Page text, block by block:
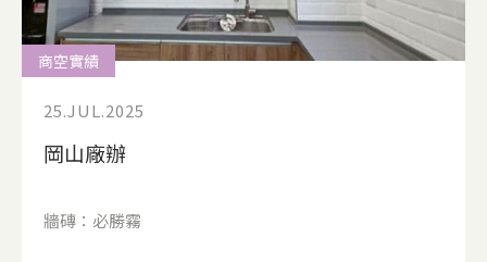
商空實績
25.JUL.2025
岡山廠辦
牆磚：必勝霧